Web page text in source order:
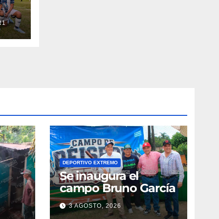
DEPORTIVO EXTREMO
Se inaugura el
campo Bruno García
3 AGOSTO, 2026